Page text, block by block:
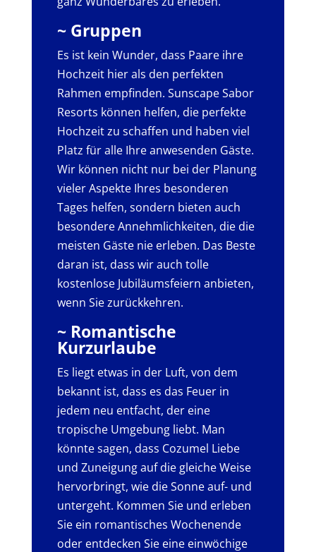
~ Gruppen
Es ist kein Wunder, dass Paare ihre
Hochzeit hier als den perfekten
Rahmen empfinden. Sunscape Sabor
Resorts können helfen, die perfekte
Hochzeit zu schaffen und haben viel
Platz für alle Ihre anwesenden Gäste.
Wir können nicht nur bei der Planung
vieler Aspekte Ihres besonderen
Tages helfen, sondern bieten auch
besondere Annehmlichkeiten, die die
meisten Gäste nie erleben. Das Beste
daran ist, dass wir auch tolle
kostenlose Jubiläumsfeiern anbieten,
wenn Sie zurückkehren.
~ Romantische
Kurzurlaube
Es liegt etwas in der Luft, von dem
bekannt ist, dass es das Feuer in
jedem neu entfacht, der eine
tropische Umgebung liebt. Man
könnte sagen, dass Cozumel Liebe
und Zuneigung auf die gleiche Weise
hervorbringt, wie die Sonne auf- und
untergeht. Kommen Sie und erleben
Sie ein romantisches Wochenende
oder entdecken Sie eine einwöchige